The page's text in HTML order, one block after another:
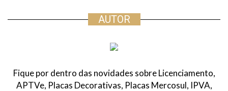
:
AUTOR
Fique por dentro das novidades sobre Licenciamento,
APTVe, Placas Decorativas, Placas Mercosul, IPVA,